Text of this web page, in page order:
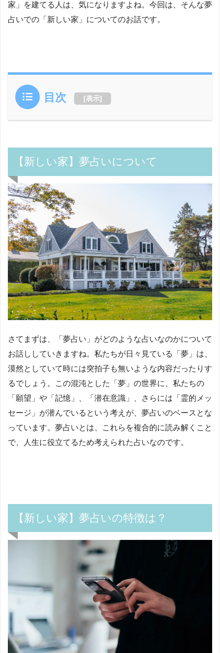
家」を建てる人は、気になりますよね。今回は、そんな夢
占いでの「新しい家」についてのお話です。
目次 [表示]
【新しい家】夢占いについて
さてまずは、「夢占い」がどのような占いなのかについて
お話ししていきますね。私たちが日々見ている「夢」は、
漠然としていて時には突拍子も無いような内容だったりす
るでしょう。この混沌とした「夢」の世界に、私たちの
「願望」や「記憶」、「潜在意識」、さらには「霊的メッ
セージ」が潜んでいるという考えが、夢占いのベースとな
っています。夢占いとは、これらを複合的に読み解くこと
で、人生に役立てるため考えられた占いなのです。
【新しい家】夢占いの特徴は？